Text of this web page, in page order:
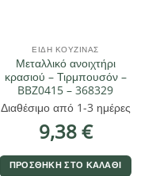
ΕΊΔΗ ΚΟΥΖΊΝΑΣ
Μεταλλικό ανοιχτήρι
κρασιού – Τιρμπουσόν –
BBZ0415 – 368329
Διαθέσιμο από 1-3 ημέρες
9,38€
ΠΡΟΣΘΉΚΗ ΣΤΟ ΚΑΛΆΘΙ